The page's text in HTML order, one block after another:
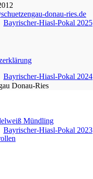
Bayrischer-Hiasl-Pokal 2025
Bayrischer-Hiasl-Pokal 2024
Bayrischer-Hiasl-Pokal 2023
donau-ries.de
Donau-Ries
Mündling